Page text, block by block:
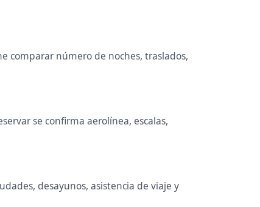
comparar número de noches, traslados,
se confirma aerolínea, escalas,
desayunos, asistencia de viaje y